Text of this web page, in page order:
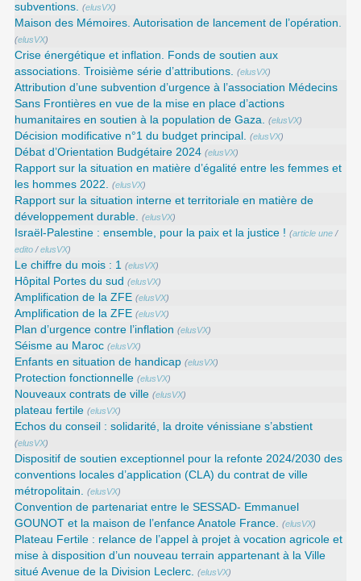
subventions. (elusVX)
Maison des Mémoires. Autorisation de lancement de l’opération.
(elusVX)
Crise énergétique et inflation. Fonds de soutien aux
associations. Troisième série d’attributions. (elusVX)
Attribution d’une subvention d’urgence à l’association Médecins
Sans Frontières en vue de la mise en place d’actions
humanitaires en soutien à la population de Gaza. (elusVX)
Décision modificative n°1 du budget principal. (elusVX)
Débat d’Orientation Budgétaire 2024 (elusVX)
Rapport sur la situation en matière d’égalité entre les femmes et
les hommes 2022. (elusVX)
Rapport sur la situation interne et territoriale en matière de
développement durable. (elusVX)
Israël-Palestine : ensemble, pour la paix et la justice ! (article une /
edito /elusVX)
Le chiffre du mois : 1 (elusVX)
Hôpital Portes du sud (elusVX)
Amplification de la ZFE (elusVX)
Amplification de la ZFE (elusVX)
Plan d’urgence contre l’inflation (elusVX)
Séisme au Maroc (elusVX)
Enfants en situation de handicap (elusVX)
Protection fonctionnelle (elusVX)
Nouveaux contrats de ville (elusVX)
plateau fertile (elusVX)
Echos du conseil : solidarité, la droite vénissiane s’abstient
(elusVX)
Dispositif de soutien exceptionnel pour la refonte 2024/2030 des
conventions locales d’application (CLA) du contrat de ville
métropolitain. (elusVX)
Convention de partenariat entre le SESSAD- Emmanuel
GOUNOT et la maison de l’enfance Anatole France. (elusVX)
Plateau Fertile : relance de l’appel à projet à vocation agricole et
mise à disposition d’un nouveau terrain appartenant à la Ville
situé Avenue de la Division Leclerc. (elusVX)